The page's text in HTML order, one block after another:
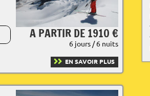
A PARTIR DE 1910 €
6 jours / 6 nuits
EN SAVOIR PLUS